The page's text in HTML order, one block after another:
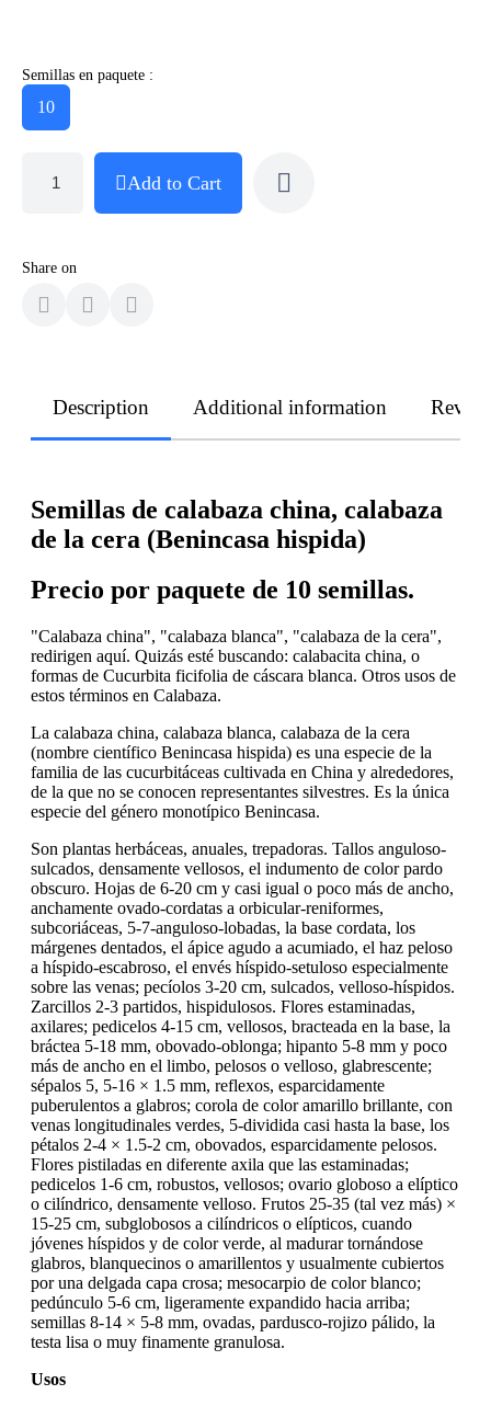
Semillas en paquete :
10
Add to Cart
Share on
Description Additional information
Semillas de calabaza china, calabaza
de la cera (Benincasa hispida)
Precio por paquete de 10 semillas.
"Calabaza china", "calabaza blanca", "calabaza de la cera",
redirigen aquí. Quizás esté buscando: calabacita china, o
formas de Cucurbita ficifolia de cáscara blanca. Otros usos de
estos términos en Calabaza.
La calabaza china, calabaza blanca, calabaza de la cera
(nombre científico Benincasa hispida) es una especie de la
familia de las cucurbitáceas cultivada en China y alrededores,
de la que no se conocen representantes silvestres. Es la única
especie del género monotípico Benincasa.
Son plantas herbáceas, anuales, trepadoras. Tallos anguloso-
sulcados, densamente vellosos, el indumento de color pardo
obscuro. Hojas de 6-20 cm y casi igual o poco más de ancho,
anchamente ovado-cordatas a orbicular-reniformes,
subcoriáceas, 5-7-anguloso-lobadas, la base cordata, los
márgenes dentados, el ápice agudo a acumiado, el haz peloso
a híspido-escabroso, el envés híspido-setuloso especialmente
sobre las venas; pecíolos 3-20 cm, sulcados, velloso-híspidos.
Zarcillos 2-3 partidos, hispidulosos. Flores estaminadas,
axilares; pedicelos 4-15 cm, vellosos, bracteada en la base, la
bráctea 5-18 mm, obovado-oblonga; hipanto 5-8 mm y poco
más de ancho en el limbo, pelosos o velloso, glabrescente;
sépalos 5, 5-16 × 1.5 mm, reflexos, esparcidamente
puberulentos a glabros; corola de color amarillo brillante, con
venas longitudinales verdes, 5-dividida casi hasta la base, los
pétalos 2-4 × 1.5-2 cm, obovados, esparcidamente pelosos.
Flores pistiladas en diferente axila que las estaminadas;
pedicelos 1-6 cm, robustos, vellosos; ovario globoso a elíptico
o cilíndrico, densamente velloso. Frutos 25-35 (tal vez más) ×
15-25 cm, subglobosos a cilíndricos o elípticos, cuando
jóvenes híspidos y de color verde, al madurar tornándose
glabros, blanquecinos o amarillentos y usualmente cubiertos
por una delgada capa crosa; mesocarpio de color blanco;
pedúnculo 5-6 cm, ligeramente expandido hacia arriba;
semillas 8-14 × 5-8 mm, ovadas, pardusco-rojizo pálido, la
testa lisa o muy finamente granulosa.
Usos